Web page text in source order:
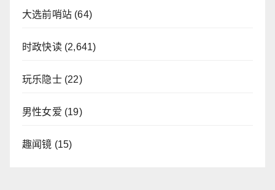
大选前哨站 (64)
时政快读(2,641)
玩乐隐士(22)
男性女爱 (19)
趣闻镜 (15)